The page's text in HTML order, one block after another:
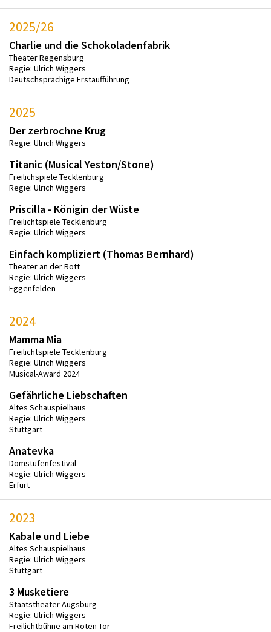
2025/26
Charlie und die Schokoladenfabrik
Theater Regensburg
Regie: Ulrich Wiggers
Deutschsprachige Erstaufführung
2025
Der zerbrochne Krug
Regie: Ulrich Wiggers
Titanic (Musical Yeston/Stone)
Freilichspiele Tecklenburg
Regie: Ulrich Wiggers
Priscilla - Königin der Wüste
Freilichtspiele Tecklenburg
Regie: Ulrich Wiggers
Einfach kompliziert (Thomas Bernhard)
Theater an der Rott
Regie: Ulrich Wiggers
Eggenfelden
2024
Mamma Mia
Freilichtspiele Tecklenburg
Regie: Ulrich Wiggers
Musical-Award 2024
Gefährliche Liebschaften
Altes Schauspielhaus
Regie: Ulrich Wiggers
Stuttgart
Anatevka
Domstufenfestival
Regie: Ulrich Wiggers
Erfurt
2023
Kabale und Liebe
Altes Schauspielhaus
Regie: Ulrich Wiggers
Stuttgart
3 Musketiere
Staatstheater Augsburg
Regie: Ulrich Wiggers
Freilichtbühne am Roten Tor